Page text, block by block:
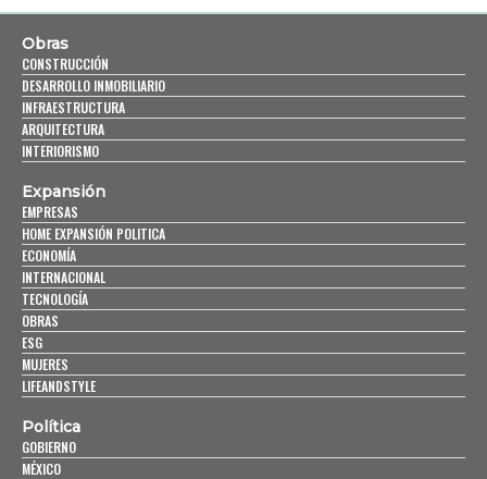
Obras
CONSTRUCCIÓN
DESARROLLO INMOBILIARIO
INFRAESTRUCTURA
ARQUITECTURA
INTERIORISMO
Expansión
EMPRESAS
HOME EXPANSIÓN POLITICA
ECONOMÍA
INTERNACIONAL
TECNOLOGÍA
OBRAS
ESG
MUJERES
LIFEANDSTYLE
Política
GOBIERNO
MÉXICO